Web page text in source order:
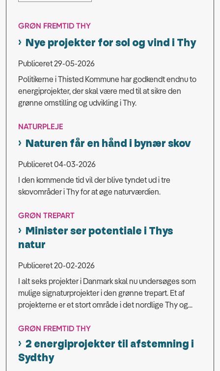
GRØN FREMTID THY
Nye projekter for sol og vind i Thy
Publiceret 29-05-2026
Politikerne i Thisted Kommune har godkendt endnu to
energiprojekter, der skal være med til at sikre den
grønne omstilling og udvikling i Thy.
NATURPLEJE
Naturen får en hånd i bynær skov
Publiceret 04-03-2026
I den kommende tid vil der blive tyndet ud i tre
skovområder i Thy for at øge naturværdien.
GRØN TREPART
Minister ser potentiale i Thys
natur
Publiceret 20-02-2026
I alt seks projekter i Danmark skal nu undersøges som
mulige signaturprojekter i den grønne trepart. Et af
projekterne er et stort område i det nordlige Thy og...
GRØN FREMTID THY
2 energiprojekter til afstemning i
Sydthy